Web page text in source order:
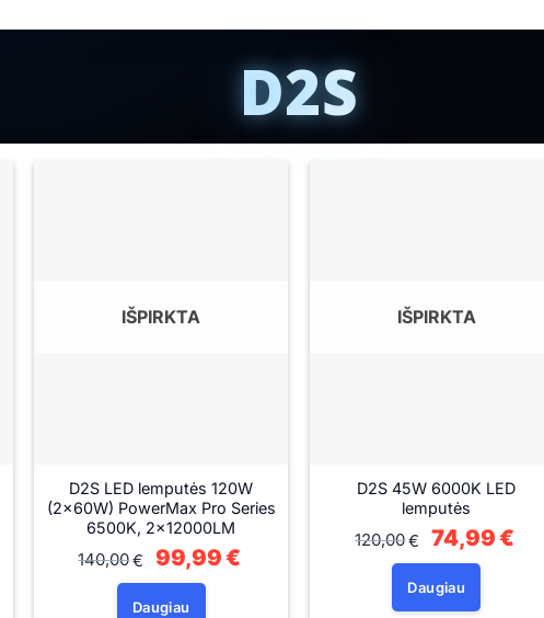
D2S
IŠPIRKTA
D2S LED lemputės 120W
(2×60W) PowerMax Pro Series
6500K, 2×12000LM
140,00€
Original
price
was:
140,00€.
99,99€
Daugiau
IŠPIRKTA
D2S 45W 6000K LED
lemputės
120,00€
Original
price
was:
120,00€.
74,99€
Daugiau